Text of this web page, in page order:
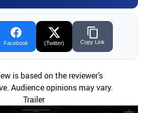
Facebook (Twitter) Copy Link
is based on the reviewer’s
Audience opinions may vary.
Trailer